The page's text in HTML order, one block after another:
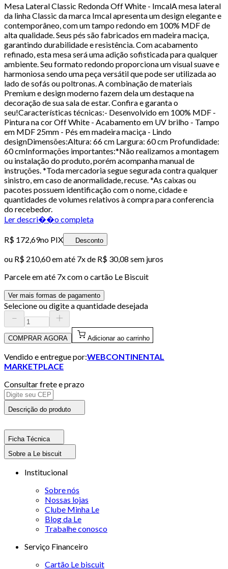
Mesa Lateral Classic Redonda Off White - ImcalA mesa lateral
da linha Classic da marca Imcal apresenta um design elegante e
contemporâneo, com um tampo redondo em 100% MDF de
alta qualidade. Seus pés são fabricados em madeira maciça,
garantindo durabilidade e resistência. Com acabamento
refinado, esta mesa será uma adição sofisticada para qualquer
ambiente. Seu formato redondo proporciona um visual suave e
harmoniosa sendo uma peça versátil que pode ser utilizada ao
lado de sofás ou poltronas. A combinação de materiais
Premium e design moderno fazem dela um destaque na
decoração de sua sala de estar. Confira e garanta o
seu!Características técnicas:- Desenvolvido em 100% MDF -
Pintura na cor Off White - Acabamento em UV brilho - Tampo
em MDF 25mm - Pés em madeira maciça - Lindo
designDimensões:Altura: 66 cm Largura: 60 cm Profundidade:
60 cmInformações importantes:*Não realizamos a montagem
ou instalação do produto, porém acompanha manual de
instruções. *Toda mercadoria segue segurada contra qualquer
sinistro, em caso de anormalidade, recuse. *As caixas ou
pacotes possuem identificação com o nome, cidade e
quantidades de volumes relativos à compra para conferencia
do recebedor.
Ler descri��o completa
R$ 172,69no PIX Desconto
ou R$ 210,60em até 7x de R$ 30,08 sem juros
Parcele em até 7x com o cartão Le Biscuit
Ver mais formas de pagamento
Selecione ou digite a quantidade desejada
COMPRAR AGORA Adicionar ao carrinho
Vendido e entregue por:WEBCONTINENTAL
MARKETPLACE
Consultar frete e prazo
Descrição do produto
Ficha Técnica
Sobre a Le biscuit
Institucional
Sobre nós
Nossas lojas
Clube Minha Le
Blog da Le
Trabalhe conosco
Serviço Financeiro
Cartão Le biscuit